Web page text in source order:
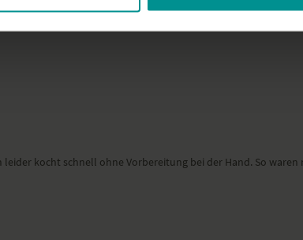
kocht schnell ohne Vorbereitung bei der Hand. So